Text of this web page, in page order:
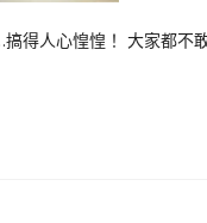
得人心惶惶！ 大家都不